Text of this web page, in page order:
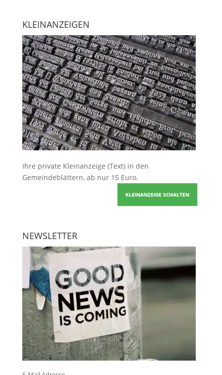
KLEINANZEIGEN
Ihre private Kleinanzeige (Text) in den
Gemeindeblättern, ab nur 15 Euro.
KLEINANZEIGE SCHALTEN
NEWSLETTER